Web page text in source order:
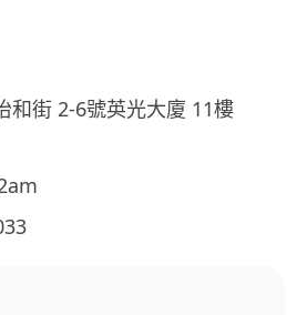
和街 2-6號英光大廈 11樓